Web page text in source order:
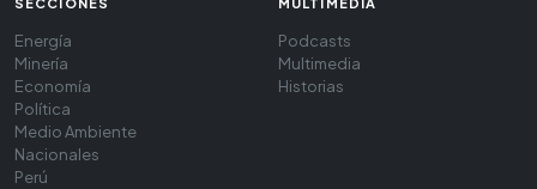
SECCIONES
Energía
Minería
Economía
Política
Medio Ambiente
Nacionales
Perú
MULTIMEDIA
Podcasts
Multimedia
Historias